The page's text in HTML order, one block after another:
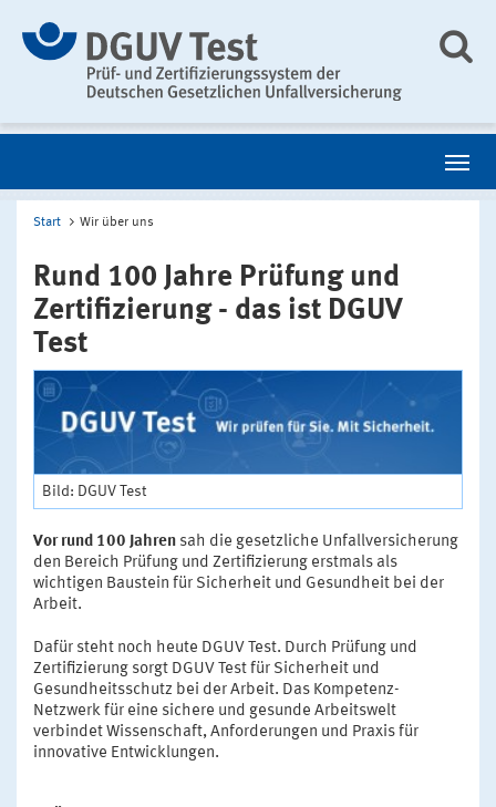
Start Wir über uns
Rund 100 Jahre Prüfung und
Zertifizierung - das ist DGUV
Test
Bild: DGUV Test
Vor rund 100 Jahren sah die gesetzliche Unfallversicherung
den Bereich Prüfung und Zertifizierung erstmals als
wichtigen Baustein für Sicherheit und Gesundheit bei der
Arbeit.
Dafür steht noch heute DGUV Test. Durch Prüfung und
Zertifizierung sorgt DGUV Test für Sicherheit und
Gesundheitsschutz bei der Arbeit. Das Kompetenz-
Netzwerk für eine sichere und gesunde Arbeitswelt
verbindet Wissenschaft, Anforderungen und Praxis für
innovative Entwicklungen.